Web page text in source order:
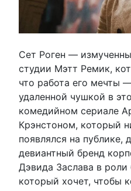
Сет Роген —
студии Мэтт Ремик,
что работа его мечты
удаленной чушкой в
комедийном сериале
Крэнстоном, который
появлялся на
девиантный бренд
Дэвида Заслава в роли
который хочет, чтобы